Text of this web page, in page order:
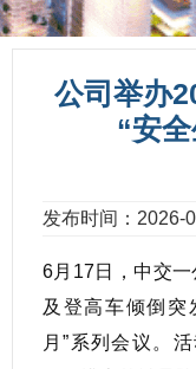
公司举办
“安
发布时间：2026-
6月17日，中交
及登高车倾倒突
月”系列会议。